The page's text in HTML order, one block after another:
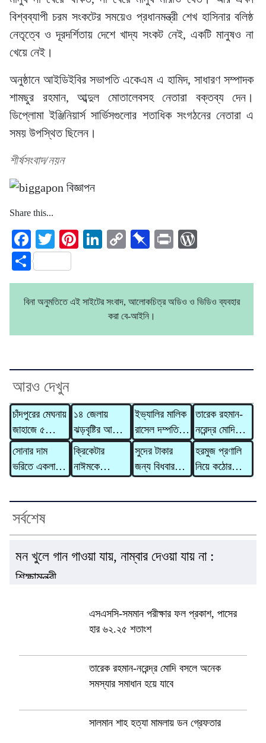
বিশ্বব্যাপী চরম সংকটের সময়েও প্রধানমন্ত্রী শেখ হাসিনার বলিষ্ঠ
নেতৃত্বে ও দূরদর্শিতায় দেশে খাদ্য সংকট নেই, একটি মানুষও না
খেয়ে নেই।
অনুষ্ঠানে আইডিইবির সভাপতি একেএম এ হামিদ, সাধারণ সম্পাদক
শামছুর রহমান, আব্দুল মোতালেবসহ নেতারা বক্তব্য দেন।
ডিপ্লোমা ইঞ্জিনিয়ার্স সার্ভিসগুলোর শতাধিক সংগঠনের নেতারা এ
সময় উপস্থিত ছিলেন।
শীর্ষসংবাদ/নয়ন
Share this...
Facebook
TwitterPinterest
LinkedIn
CopyPinboard
Print
Share
বিনা অনুমতিতে এই সাইটের সংবাদ, আলোকচিত্র অডিও ও ভিডিও ব্যবহার
করা বে-আইনি।
আরও দেখুন
চাঁদপুরের মেঘনায়
জাহাজে ৫
মরদেহ,
হাসপাতালে মারা
গেলেন আরও ২
১৪ জেলায়
ঝড়বৃষ্টির আভাস,
সতর্কসংকেত
ইভ্যালির মালিক
রাসেল দম্পতির
বিরুদ্ধে ৩১০
কোটি টাকার
মানিলন্ডারিং
তারেক রহমান-
নরেন্দ্র মোদি
বসলে অনেক
সমস্যার সমাধান
হয়ে যাবে
সোনার দাম
ভরিতে একলাফে
ক্রিকেটার
নাঈমকে
সুদের টাকার
জন্য বিধবার
হরমুজ প্রণালি
নিয়ে কঠোর
সর্বশেষ
মন খুলে গান গাওয়া যায়, নাম্বার দেওয়া যায় না :
শিক্ষামন্ত্রী
এসএসসি-সমমান পরীক্ষার ফল প্রকাশ, পাসের
হার ৬২.২৫ শতাংশ
তারেক রহমান-নরেন্দ্র মোদি বসলে অনেক
সমস্যার সমাধান হয়ে যাবে
সালমান শাহ হত্যা মামলায় ডন গ্রেফতার